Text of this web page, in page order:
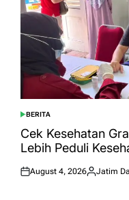
POSTED
IN
BERITA
Cek Kesehatan
Lebih Peduli
Posted
August 4, 2026
Posted
Jatim